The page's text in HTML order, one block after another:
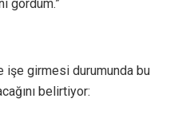
gördüm.”
işe girmesi durumunda bu
belirtiyor: